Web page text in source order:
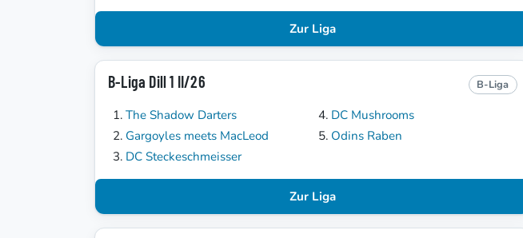
Zur Liga
B-Liga Dill 1 II/26 B-Liga
The Shadow Darters
Gargoyles meets MacLeod
DC Steckeschmeisser
DC Mushrooms
Odins Raben
Zur Liga